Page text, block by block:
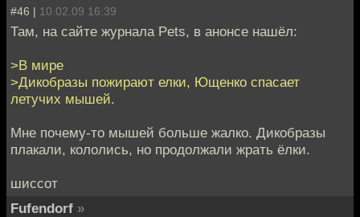
#46 | 10.02.09 16:39
Там, на сайте журнала Pets, в анонсе нашёл:
>В мире
>Дикобразы пожирают елки, Ющенко спасает
летучих мышей.
Мне почему-то мышей больше жалко. Дикобразы
плакали, кололись, но продолжали жрать ёлки.
шиссот
Fufendorf »